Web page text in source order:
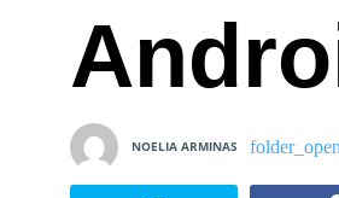
NOELIA ARMINAS